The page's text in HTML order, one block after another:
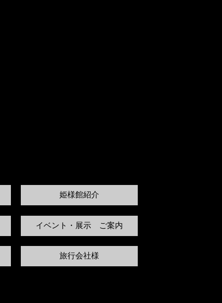
姫様館紹介
イベント・展示 ご案内
旅行会社様